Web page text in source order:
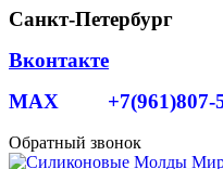
Санкт-Петербург
Вконтакте
MAX +7(961)807-
Обратный звонок